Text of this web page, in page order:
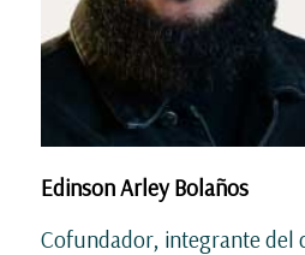
Edinson Arley Bolaños
Cofundador, integrante del